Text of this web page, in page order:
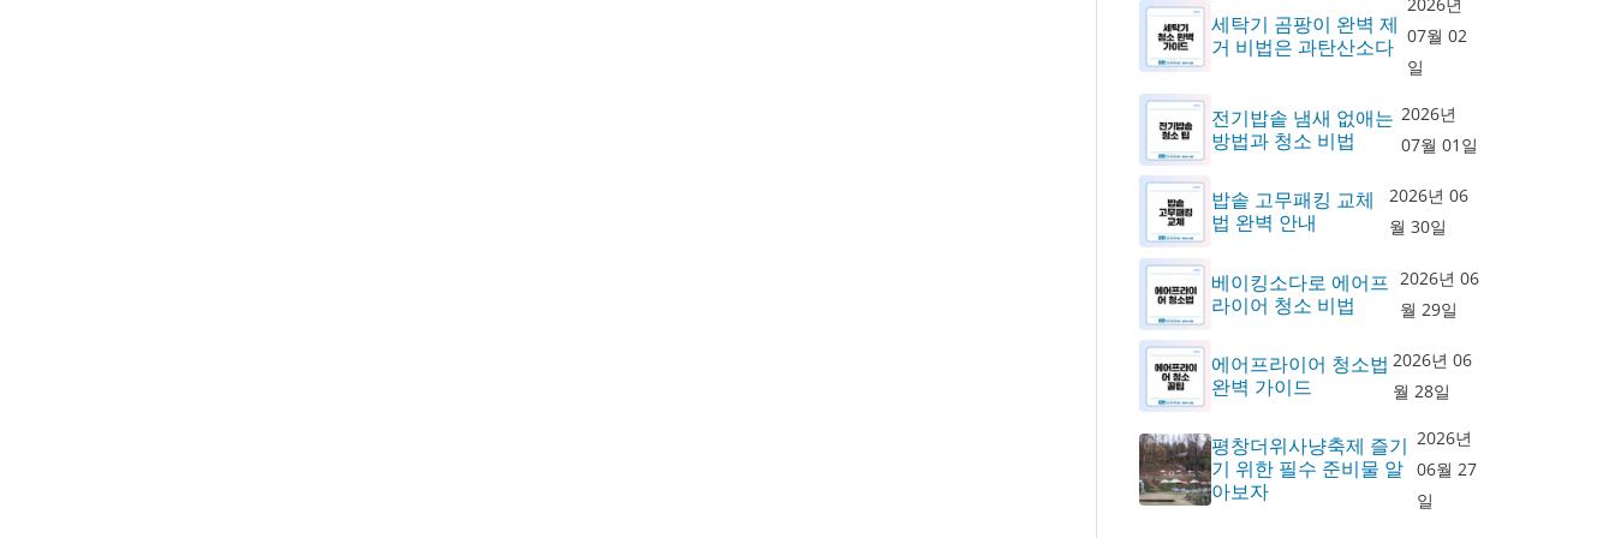
세탁기 곰팡이 완벽 제
거 비법은 과탄산소다
07월 02
일
전기밥솥 냄새 없애는
방법과 청소 비법
2026년
07월 01일
밥솥 고무패킹 교체
법 완벽 안내
2026년 06
월 30일
베이킹소다로 에어프
라이어 청소 비법
2026년 06
월 29일
에어프라이어 청소법
완벽 가이드
2026년 06
월 28일
평창더위사냥축제 즐기
기 위한 필수 준비물 알
아보자
2026년
06월 27
일